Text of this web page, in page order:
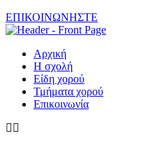
ΕΠΙΚΟΙΝΩΝΗΣΤΕ
Αρχική
Η σχολή
Είδη χορού
Τμήματα χορού
Επικοινωνία